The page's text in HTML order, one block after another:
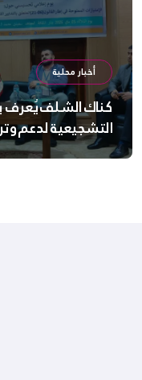
أخبار محلية
كناك الشلف يُعرف
التشجيعية لدعم